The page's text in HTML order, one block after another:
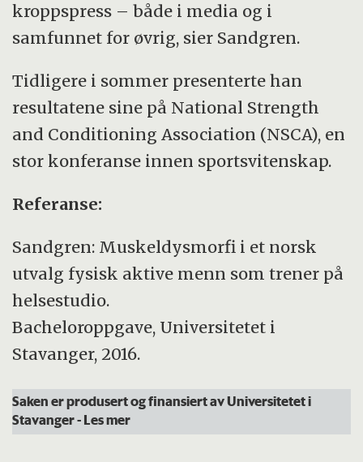
kroppspress – både i media og i
samfunnet for øvrig, sier Sandgren.
Tidligere i sommer presenterte han
resultatene sine på National Strength
and Conditioning Association (NSCA), en
stor konferanse innen sportsvitenskap.
Referanse:
Sandgren: Muskeldysmorfi i et norsk
utvalg fysisk aktive menn som trener på
helsestudio.
Bacheloroppgave, Universitetet i
Stavanger, 2016.
Saken er produsert og finansiert av Universitetet i
Stavanger- Les mer